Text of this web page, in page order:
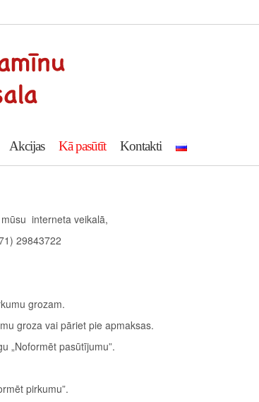
Akcijas Kā pasūtīt Kontakti
interneta veikalā,
29843722
grozam.
groza vai pāriet pie apmaksas.
„Noformēt pasūtījumu”.
pirkumu”.